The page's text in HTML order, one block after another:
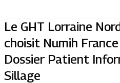
Le GHT Lorraine
choisit Numih
Dossier Patient
Sillage